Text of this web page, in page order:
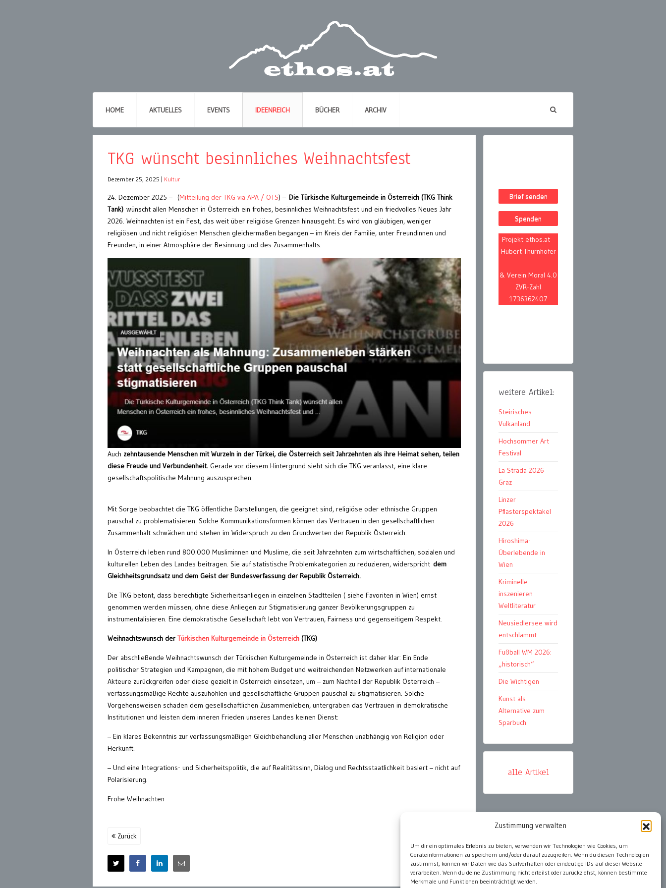
Zustimmung verwalten
Um dir ein optimales Erlebnis zu bieten, verwenden wir Technologien wie Cookies, um
Geräteinformationen zu speichern und/oder darauf zuzugreifen. Wenn du diesen Technologien
zustimmst, können wir Daten wie das Surfverhalten oder eindeutige IDs auf dieser Website
verarbeiten. Wenn du deine Zustimmung nicht erteilst oder zurückziehst, können bestimmte
Merkmale und Funktionen beeinträchtigt werden.
HOME AKTUELLES EVENTS IDEENREICH BÜCHER ARCHIV
TKG wünscht besinnliches Weihnachtsfest
Dezember 25, 2025 Kultur
24. Dezember 2025 – (Mitteilung der TKG via APA / OTS) – Die Türkische Kulturgemeinde in Österreich (TKG Think
Tank) wünscht allen Menschen in Österreich ein frohes, besinnliches Weihnachtsfest und ein friedvolles Neues Jahr
2026. Weihnachten ist ein Fest, das weit über religiöse Grenzen hinausgeht. Es wird von gläubigen, weniger
religiösen und nicht religiösen Menschen gleichermaßen begangen – im Kreis der Familie, unter Freundinnen und
Freunden, in einer Atmosphäre der Besinnung und des Zusammenhalts.
Auch zehntausende Menschen mit Wurzeln in der Türkei, die Österreich seit Jahrzehnten als ihre Heimat sehen, teilen
diese Freude und Verbundenheit. Gerade vor diesem Hintergrund sieht sich die TKG veranlasst, eine klare
gesellschaftspolitische Mahnung auszusprechen.
Mit Sorge beobachtet die TKG öffentliche Darstellungen, die geeignet sind, religiöse oder ethnische Gruppen
pauschal zu problematisieren. Solche Kommunikationsformen können das Vertrauen in den gesellschaftlichen
Zusammenhalt schwächen und stehen im Widerspruch zu den Grundwerten der Republik Österreich.
In Österreich leben rund 800.000 Musliminnen und Muslime, die seit Jahrzehnten zum wirtschaftlichen, sozialen und
kulturellen Leben des Landes beitragen. Sie auf statistische Problemkategorien zu reduzieren, widerspricht dem
Gleichheitsgrundsatz und dem Geist der Bundesverfassung der Republik Österreich.
Die TKG betont, dass berechtigte Sicherheitsanliegen in einzelnen Stadtteilen ( siehe Favoriten in Wien) ernst
genommen werden müssen, ohne diese Anliegen zur Stigmatisierung ganzer Bevölkerungsgruppen zu
instrumentalisieren. Eine demokratische Gesellschaft lebt von Vertrauen, Fairness und gegenseitigem Respekt.
Weihnachtswunsch der Türkischen Kulturgemeinde in Österreich (TKG)
Der abschließende Weihnachtswunsch der Türkischen Kulturgemeinde in Österreich ist daher klar: Ein Ende
politischer Strategien und Kampagnen, die mit hohem Budget und weitreichenden Netzwerken auf internationale
Akteure zurückgreifen oder diese gezielt in Österreich einsetzen, um – zum Nachteil der Republik Österreich –
verfassungsmäßige Rechte auszuhöhlen und gesellschaftliche Gruppen pauschal zu stigmatisieren. Solche
Vorgehensweisen schaden dem gesellschaftlichen Zusammenleben, untergraben das Vertrauen in demokratische
Institutionen und leisten dem inneren Frieden unseres Landes keinen Dienst:
– Ein klares Bekenntnis zur verfassungsmäßigen Gleichbehandlung aller Menschen unabhängig von Religion oder
Herkunft.
– Und eine Integrations- und Sicherheitspolitik, die auf Realitätssinn, Dialog und Rechtsstaatlichkeit basiert – nicht auf
Polarisierung.
Frohe Weihnachten
Zurück
Brief senden
Spenden
Projekt ethos.at
Hubert Thurnhofer
& Verein Moral 4.0
ZVR-Zahl
1736362407
weitere Artikel:
Steirisches
Vulkanland
Hochsommer Art
Festival
La Strada 2026
Graz
Linzer
Pflasterspektakel
2026
Hiroshima-
Überlebende in
Wien
Kriminelle
inszenieren
Weltliteratur
Neusiedlersee wird
entschlammt
Fußball WM 2026:
„historisch“
Die Wichtigen
Kunst als
Alternative zum
Sparbuch
alle Artikel